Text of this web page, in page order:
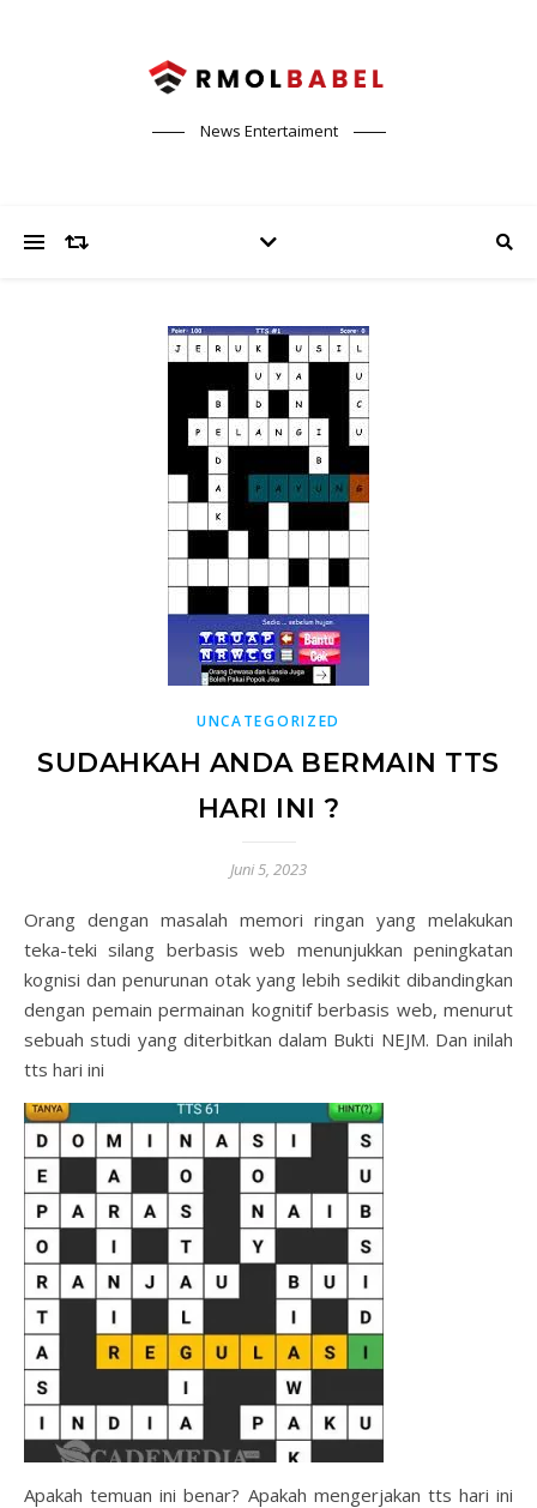
News Entertaiment
UNCATEGORIZED
SUDAHKAH ANDA BERMAIN TTS
HARI INI ?
Juni 5, 2023
Orang dengan masalah memori ringan yang melakukan
teka-teki silang berbasis web menunjukkan peningkatan
kognisi dan penurunan otak yang lebih sedikit dibandingkan
dengan pemain permainan kognitif berbasis web, menurut
sebuah studi yang diterbitkan dalam Bukti NEJM. Dan inilah
tts hari ini
Apakah temuan ini benar? Apakah mengerjakan tts hari ini